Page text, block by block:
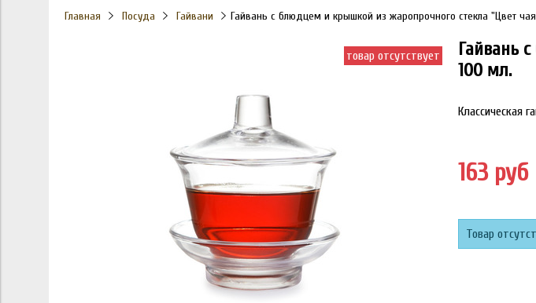
Главная Посуда Гайвани Гайвань с блюдцем и крышкой из жаропрочного стекла "Цвет
товар отсутствует
Гайвань
100 мл.
Классическая
163 руб
Товар